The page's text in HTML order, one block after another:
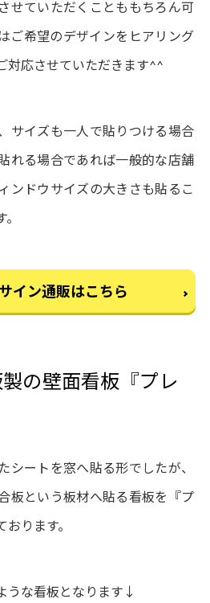
せていただくことももちろん可
ご希望のデザインをヒアリング
対応させていただきます^^
サイズも一人で貼りつける場合
れる場合であれば一般的な店舗
ンドウサイズの大きさも貼るこ
イン通販はこちら
の壁面看板『プレ
シートを窓へ貼る形でしたが、
板という板材へ貼る看板を『プ
ります。
うな看板となります↓